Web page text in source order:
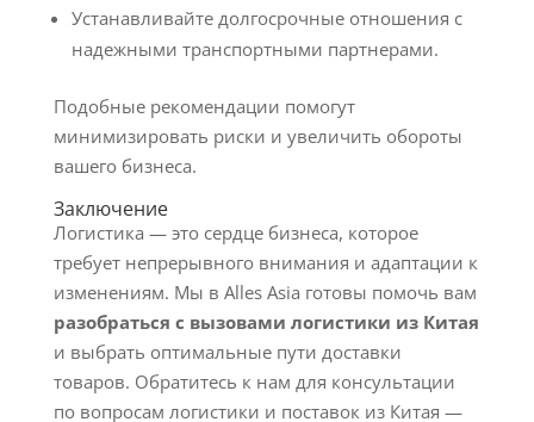
Устанавливайте долгосрочные отношения с
надежными транспортными партнерами.
Подобные рекомендации помогут
минимизировать риски и увеличить обороты
вашего бизнеса.
Заключение
Логистика — это сердце бизнеса, которое
требует непрерывного внимания и адаптации к
изменениям. Мы в Alles Asia готовы помочь вам
разобраться с вызовами логистики из Китая
и выбрать оптимальные пути доставки
товаров. Обратитесь к нам для консультации
по вопросам логистики и поставок из Китая —